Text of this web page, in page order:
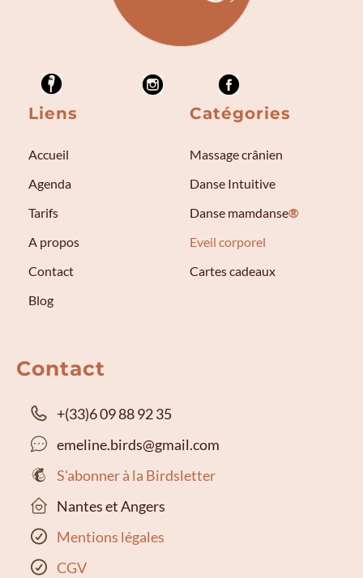
Liens
Accueil
Agenda
Tarifs
A propos
Contact
Blog
Catégories
Massage crânien
Danse Intuitive
Danse mamdanse®
Eveil corporel
Cartes cadeaux
Contact
+(33)6 09 88 92 35
emeline.birds@gmail.com
S'abonner à la Birdsletter
Nantes et Angers
Mentions légales
CGV